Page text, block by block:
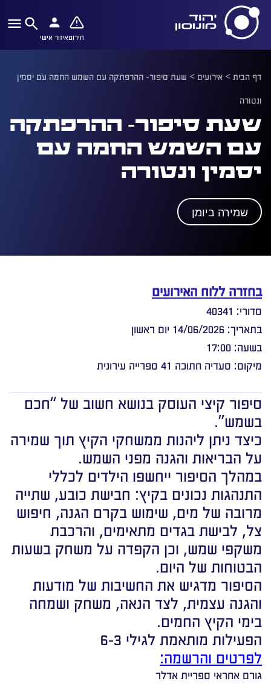
חירוםאיזור אישי
דף הבית> אירועים > שעת סיפור- ההרפתקה עם השמש החמה עם יסמין
ונטורה
שעת סיפור- ההרפתקה
עם השמש החמה עם
יסמין ונטורה
שמירה ביומן
בחזרה ללוח האירועים
סדורי: 40341
בתאריך: 14/06/2026 יום ראשון
בשעה: 17:00
מיקום: סעדיה חתוכה 41 ספרייה עירונית
סיפור קיצי העוסק בנושא חשוב של “חכם
בשמש”.
כיצד ניתן ליהנות ממשחקי הקיץ תוך שמירה
על הבריאות והגנה מפני השמש.
במהלך הסיפור ייחשפו הילדים לכללי
התנהגות נכונים בקיץ: חבישת כובע, שתייה
מרובה של מים, שימוש בקרם הגנה, חיפוש
צל, לבישת בגדים מתאימים, והרכבת
משקפי שמש, וכן הקפדה על משחק בשעות
הבטוחות של היום.
הסיפור מדגיש את החשיבות של מודעות
והגנה עצמית, לצד הנאה, משחק ושמחה
בימי הקיץ החמים.
הפעילות מותאמת לגילי 6-3
לפרטים והרשמה:
גורם אחראי ספריית אדלר